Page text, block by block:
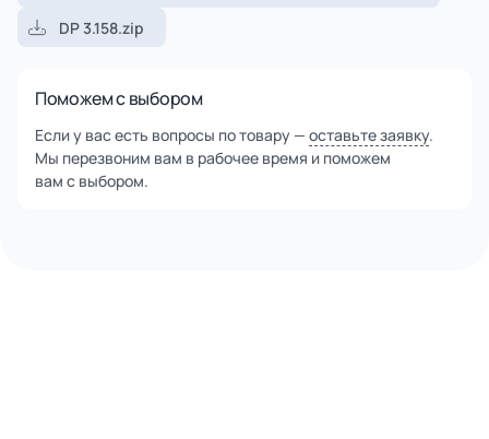
Все используемые материалы закупаются у лучших
DP 3.158.zip
Поможем с выбором
Если у вас есть вопросы по товару — оставьте заявку.
Мы перезвоним вам в рабочее время и поможем
вам с выбором.